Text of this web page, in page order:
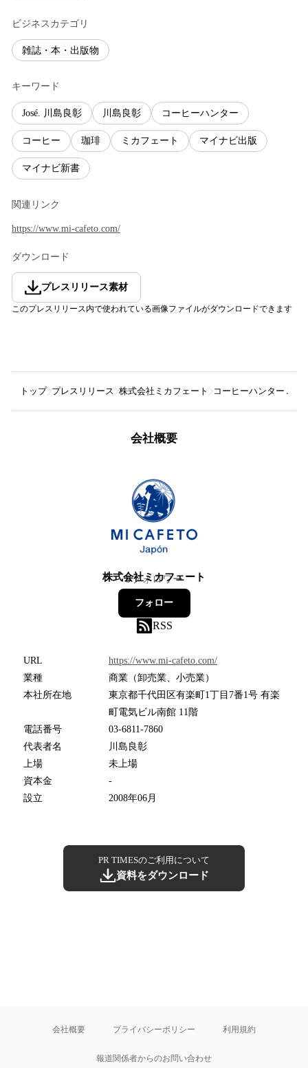
ビジネスカテゴリ
雑誌・本・出版物
キーワード
José. 川島良彰 川島良彰 コーヒーハンター
コーヒー 珈琲 ミカフェート マイナビ出版
マイナビ新書
関連リンク
https://www.mi-cafeto.com/
ダウンロード
プレスリリース素材
このプレスリリース内で使われている画像ファイルがダウンロードできます
トップ プレスリリース 株式会社ミカフェート コーヒーハンター
会社概要
株式会社ミカフェート
9フォロワー
フォロー
RSS
URL
https://www.mi-cafeto.com/
業種
商業（卸売業、小売業）
本社所在地
東京都千代田区有楽町1丁目7番1号 有楽
町電気ビル南館 11階
電話番号
03-6811-7860
代表者名
川島良彰
上場
未上場
資本金
-
設立
2008年06月
PR TIMESのご利用について
資料をダウンロード
会社概要 プライバシーポリシー 利用規約
報道関係者からのお問い合わせ